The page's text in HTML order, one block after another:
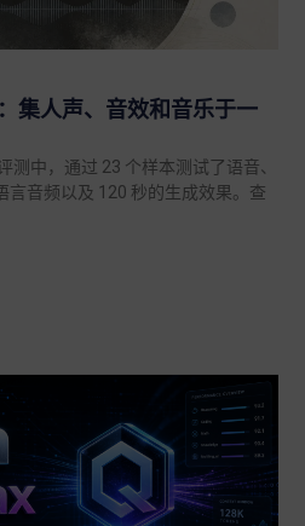
集人声、音效和音乐于一
测中，通过 23 个样本测试了语音、
言音频以及 120 秒的生成效果。查